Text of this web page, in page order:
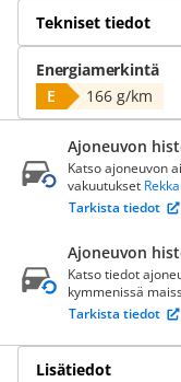
Tekniset tiedot
Energiamerkintä
E
166 g/km
Ajoneuvon
Katso ajoneuvon
vakuutukset
Tarkista tiedot
Ajoneuvon
Katso tiedot
kymmenissä
Tarkista tiedot
Lisätiedot